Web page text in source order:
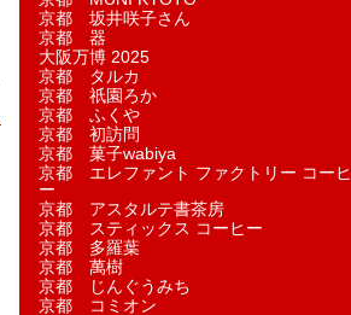
京都 坂井咲子さん
京都 器
大阪万博 2025
京都 タルカ
京都 祇園ろか
京都 ふくや
京都 初訪問
京都 菓子wabiya
京都 エレファント ファクトリー コーヒ
ー
京都 アスタルテ書茶房
京都 スティックス コーヒー
京都 多羅葉
京都 萬樹
京都 じんぐうみち
京都 コミオン